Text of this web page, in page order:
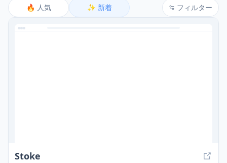
🔥 人気 ✨ 新着 フィルター
Stoke